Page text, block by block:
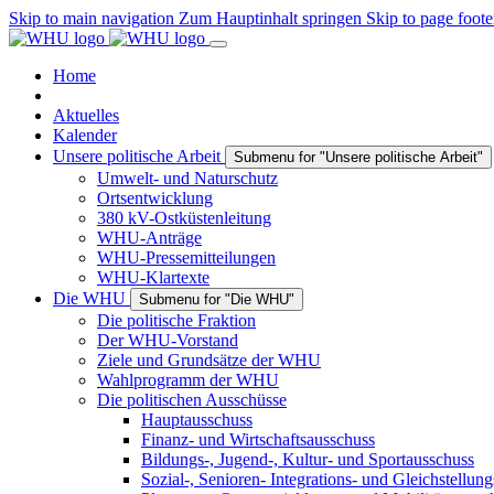
Skip to main navigation Zum Hauptinhalt springen Skip to page
Home
Aktuelles
Kalender
Unsere politische Arbeit
Submenu for "Unsere politische Arbeit"
Umwelt- und Naturschutz
Ortsentwicklung
380 kV-Ostküstenleitung
WHU-Anträge
WHU-Pressemitteilungen
WHU-Klartexte
Die WHU
Submenu for "Die WHU"
Die politische Fraktion
Der WHU-Vorstand
Ziele und Grundsätze der WHU
Wahlprogramm der WHU
Die politischen Ausschüsse
Hauptausschuss
Finanz- und Wirtschaftsausschuss
Bildungs-, Jugend-, Kultur- und Sportausschuss
Sozial-, Senioren- Integrations- und